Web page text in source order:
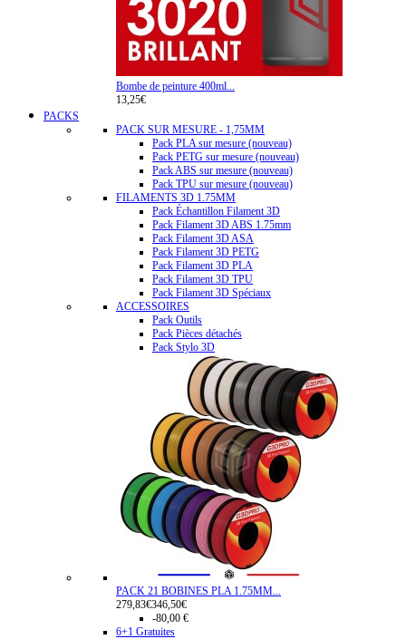
Bombe de peinture 400ml...
13,25€
PACKS
PACK SUR MESURE - 1,75MM
Pack PLA sur mesure (nouveau)
Pack PETG sur mesure (nouveau)
Pack ABS sur mesure (nouveau)
Pack TPU sur mesure (nouveau)
FILAMENTS 3D 1.75MM
Pack Échantillon Filament 3D
Pack Filament 3D ABS 1.75mm
Pack Filament 3D ASA
Pack Filament 3D PETG
Pack Filament 3D PLA
Pack Filament 3D TPU
Pack Filament 3D Spéciaux
ACCESSOIRES
Pack Outils
Pack Pièces détachés
Pack Stylo 3D
PACK 21 BOBINES PLA 1.75MM...
279,83€346,50€
-80,00 €
6+1 Gratuites